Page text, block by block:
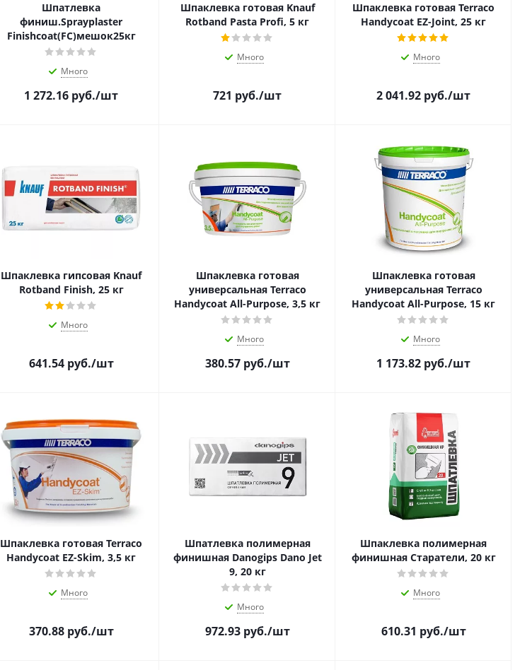
Шпатлевка
финиш.Sprayplaster
Finishcoat(FC)мешок25кг
Много
1 272.16 руб./шт
Шпаклевка готовая Knauf
Rotband Pasta Profi, 5 кг
Много
721 руб./шт
Шпаклевка готовая Terraco
Handycoat EZ-Joint, 25 кг
Много
2 041.92 руб./шт
Шпаклевка гипсовая Knauf
Rotband Finish, 25 кг
Много
641.54руб./шт
Шпаклевка готовая
универсальная Terraco
Handycoat All-Purpose, 3,5 кг
Много
380.57руб./шт
Шпаклевка готовая
универсальная Terraco
Handycoat All-Purpose, 15 кг
Много
1 173.82 руб./шт
Шпаклевка готовая Terraco
Handycoat EZ-Skim, 3,5 кг
Много
370.88руб./шт
Шпатлевка полимерная
финишная Danogips Dano Jet
9, 20 кг
Много
972.93руб./шт
Шпаклевка полимерная
финишная Старатели, 20 кг
Много
610.31 руб./шт